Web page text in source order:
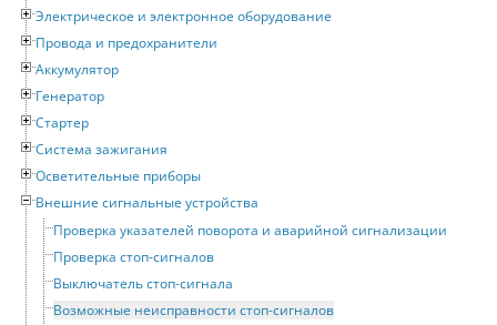
Электрическое и электронное оборудование
Провода и предохранители
Аккумулятор
Генератор
Стартер
Система зажигания
Осветительные приборы
Внешние сигнальные устройства
Проверка указателей поворота и аварийной сигнализации
Проверка стоп-сигналов
Выключатель стоп-сигнала
Возможные неисправности стоп-сигналов